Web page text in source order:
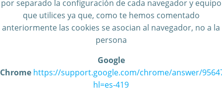
por separado la configuración de cada navegador y equipo
que utilices ya que, como te hemos comentado
anteriormente las cookies se asocian al navegador, no a la
persona
Google
Chrome https://support.google.com/chrome/answer/
hl=es-419